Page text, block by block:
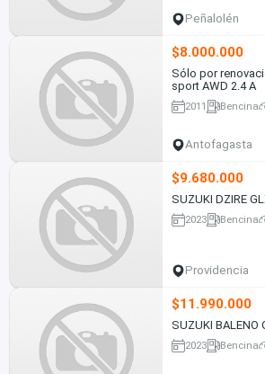
Peñalolén
$8.000.000
Sólo por
sport AWD 2.4 A
2011 Bencina
Antofagasta
$9.680.000
2023 Bencina
Providencia
$11.990.000
SUZUKI BALENO
2023 Bencina